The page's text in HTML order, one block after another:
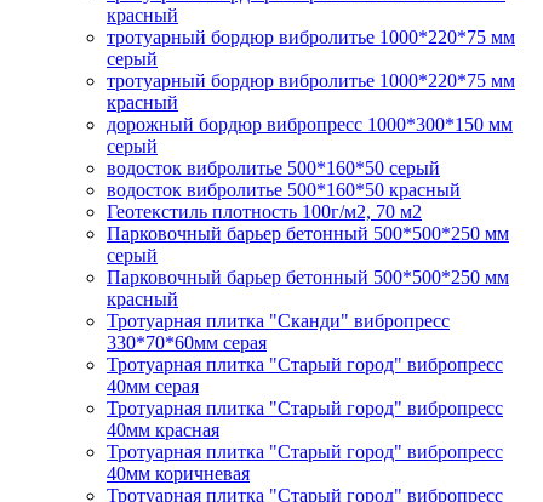
красный
тротуарный бордюр вибролитье 1000*220*75 мм
серый
тротуарный бордюр вибролитье 1000*220*75 мм
красный
дорожный бордюр вибропресс 1000*300*150 мм
серый
водосток вибролитье 500*160*50 серый
водосток вибролитье 500*160*50 красный
Геотекстиль плотность 100г/м2, 70 м2
Парковочный барьер бетонный 500*500*250 мм
серый
Парковочный барьер бетонный 500*500*250 мм
красный
Тротуарная плитка "Сканди" вибропресс
330*70*60мм серая
Тротуарная плитка "Старый город" вибропресс
40мм серая
Тротуарная плитка "Старый город" вибропресс
40мм красная
Тротуарная плитка "Старый город" вибропресс
40мм коричневая
Тротуарная плитка "Старый город" вибропресс